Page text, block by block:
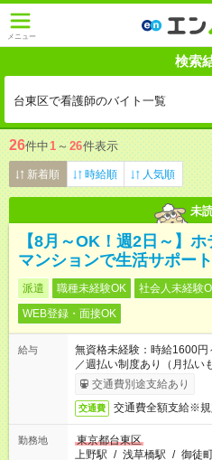
メニュー
検索
台東区で看護師のバイト一覧
26件中1 ～ 26件表示
新着順 時給順 人気順
未
【8月～OK！週2日～】
マンションで生活サポー
派遣 職種未経験OK 社会人未経験
WEB登録・面接OK
給与
無資格未経験：時給1600
／週払い制度あり（月払い
了次第のお支払いとなりま
交通費別途支給あり
交通費 交通費全額支給※
勤務地
東京都台東区
上野駅 / 浅草橋駅 / 御徒